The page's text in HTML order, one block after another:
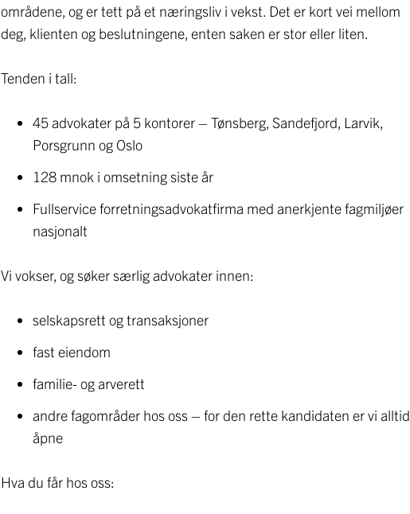
områdene, og er tett på et næringsliv i vekst. Det er kort vei mellom
deg, klienten og beslutningene, enten saken er stor eller liten.
Tenden i tall:
45 advokater på 5 kontorer – Tønsberg, Sandefjord, Larvik,
Porsgrunn og Oslo
128 mnok i omsetning siste år
Fullservice forretningsadvokatfirma med anerkjente fagmiljøer
nasjonalt
Vi vokser, og søker særlig advokater innen:
selskapsrett og transaksjoner
fast eiendom
familie- og arverett
andre fagområder hos oss – for den rette kandidaten er vi alltid
åpne
Hva du får hos oss: